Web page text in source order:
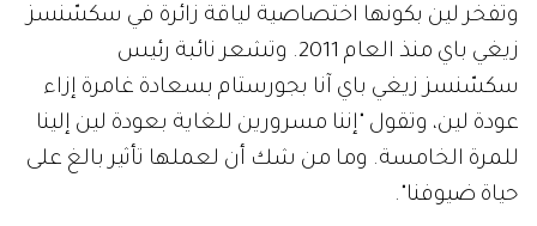
وتفخر لين بكونها اختصاصية لياقة زائرة في سكسّنسز
زيغي باي منذ العام 2011. وتشعر نائبة رئيس
سكسّنسز زيغي باي آنا بجورستام بسعادة غامرة إزاء
عودة لين، وتقول "إننا مسرورين للغاية بعودة لين إلينا
للمرة الخامسة. وما من شك أن لعملها تأثير بالغ على
حياة ضيوفنا".